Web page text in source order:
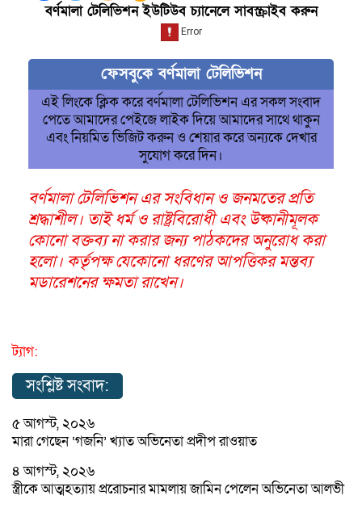
বর্ণমালা টেলিভিশন ইউটিউব চ্যানেলে সাবস্ক্রাইব করুন
ফেসবুকে বর্ণমালা টেলিভিশন
এই লিংকে ক্লিক করে বর্ণমালা টেলিভিশন এর সকল সংবাদ
পেতে আমাদের পেইজে লাইক দিয়ে আমাদের সাথে থাকুন
এবং নিয়মিত ভিজিট করুন ও শেয়ার করে অন্যকে দেখার
সুযোগ করে দিন।
বর্ণমালা টেলিভিশন এর সংবিধান ও জনমতের প্রতি
শ্রদ্ধাশীল। তাই ধর্ম ও রাষ্ট্রবিরোধী এবং উষ্কানীমূলক
কোনো বক্তব্য না করার জন্য পাঠকদের অনুরোধ করা
হলো। কর্তৃপক্ষ যেকোনো ধরণের আপত্তিকর মন্তব্য
মডারেশনের ক্ষমতা রাখেন।
ট্যাগ:
সংশ্লিষ্ট সংবাদ:
৫ আগস্ট, ২০২৬
মারা গেছেন ‘গজনি’ খ্যাত অভিনেতা প্রদীপ রাওয়াত
৪ আগস্ট, ২০২৬
স্ত্রীকে আত্মহত্যায় প্ররোচনার মামলায় জামিন পেলেন অভিনেতা আলভী